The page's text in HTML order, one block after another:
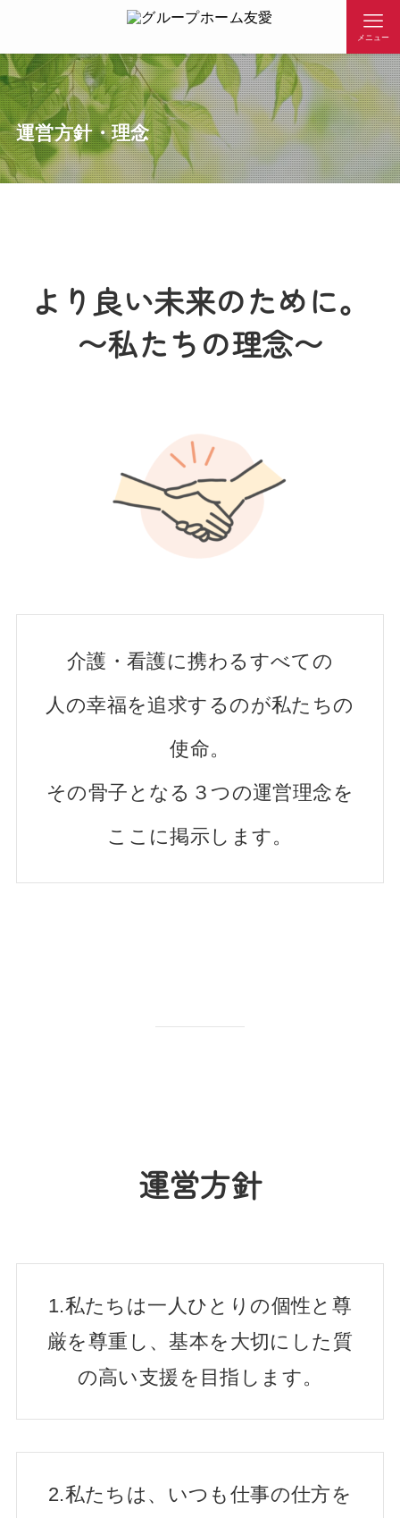
メニュー
運営方針・理念
より良い未来のために。
〜私たちの理念〜
介護・看護に携わるすべての
人の幸福を追求するのが私たちの
使命。
その骨子となる３つの運営理念を
ここに掲示します。
運営方針
1.私たちは一人ひとりの個性と尊
厳を尊重し、基本を大切にした質
の高い支援を目指します。
2.私たちは、いつも仕事の仕方を